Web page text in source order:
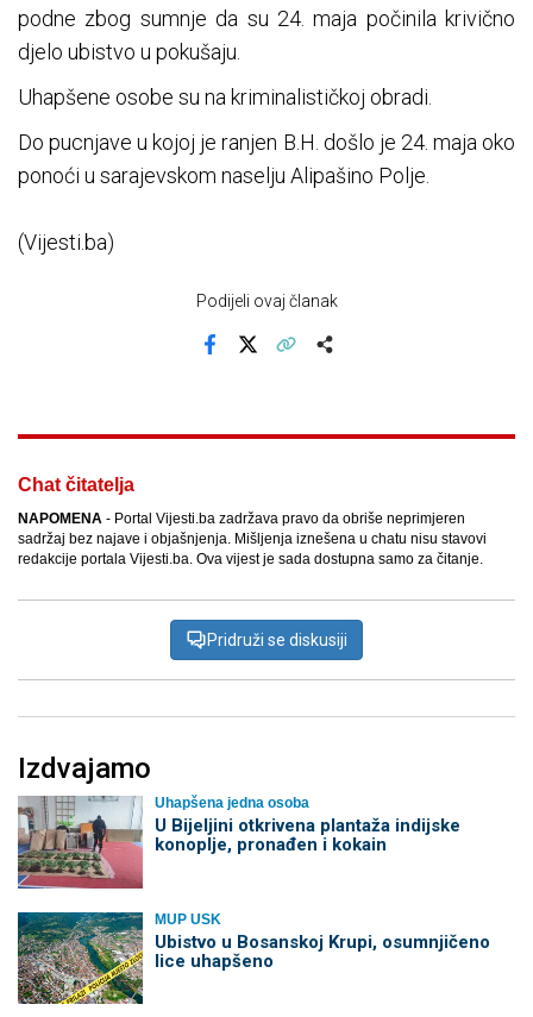
podne zbog sumnje da su 24. maja počinila krivično
djelo ubistvo u pokušaju.
Uhapšene osobe su na kriminalističkoj obradi.
Do pucnjave u kojoj je ranjen B.H. došlo je 24. maja oko
ponoći u sarajevskom naselju Alipašino Polje.
(Vijesti.ba)
Podijeli ovaj članak
Chat čitatelja
NAPOMENA - Portal Vijesti.ba zadržava pravo da obriše neprimjeren
sadržaj bez najave i objašnjenja. Mišljenja iznešena u chatu nisu stavovi
redakcije portala Vijesti.ba. Ova vijest je sada dostupna samo za čitanje.
Pridruži se diskusiji
Izdvajamo
Uhapšena jedna osoba
​U Bijeljini otkrivena plantaža indijske
konoplje, pronađen i kokain
MUP USK
Ubistvo u Bosanskoj Krupi, osumnjičeno
lice uhapšeno